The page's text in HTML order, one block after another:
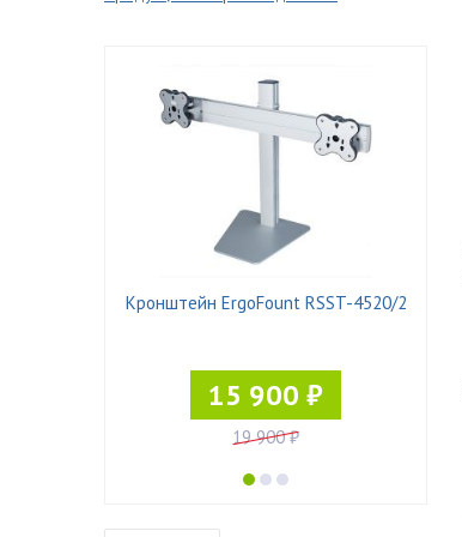
Кронштейн ErgoFount RSST-4520/2
15 900 ₽
19 900 ₽